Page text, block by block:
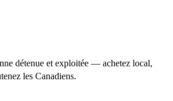
détenue et exploitée — achetez local,
les Canadiens.